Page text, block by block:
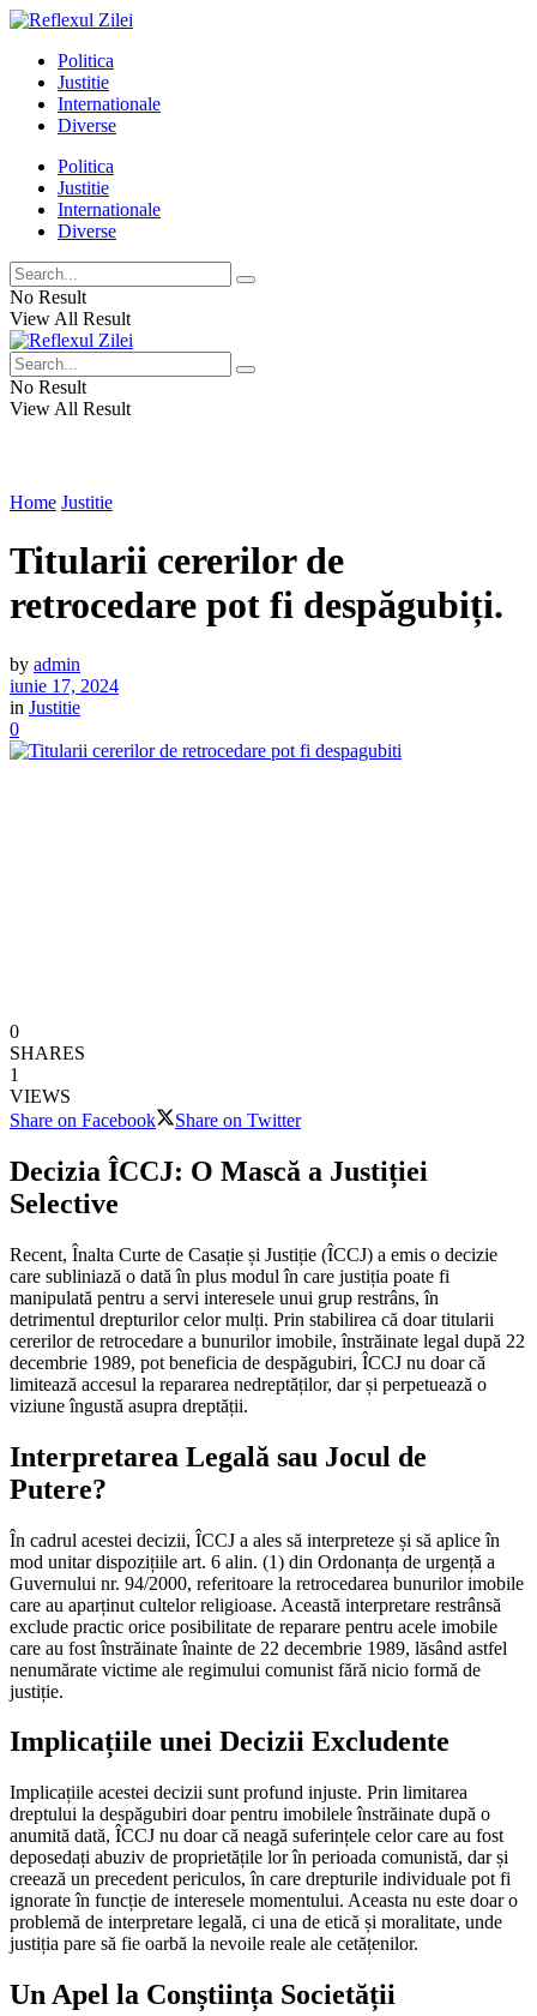
Politica
Justitie
Internationale
Diverse
Politica
Justitie
Internationale
Diverse
No Result
View All Result
No Result
View All Result
Home Justitie
Titularii cererilor de
retrocedare pot fi despăgubiți.
by admin
iunie 17, 2024
in Justitie
0
0
SHARES
1
VIEWS
Share on Facebook
Share on Twitter
Decizia ÎCCJ: O Mască a Justiției
Selective
Recent, Înalta Curte de Casație și Justiție (ÎCCJ) a emis o decizie
care subliniază o dată în plus modul în care justiția poate fi
manipulată pentru a servi interesele unui grup restrâns, în
detrimentul drepturilor celor mulți. Prin stabilirea că doar titularii
cererilor de retrocedare a bunurilor imobile, înstrăinate legal după 22
decembrie 1989, pot beneficia de despăgubiri, ÎCCJ nu doar că
limitează accesul la repararea nedreptăților, dar și perpetuează o
viziune îngustă asupra dreptății.
Interpretarea Legală sau Jocul de
Putere?
În cadrul acestei decizii, ÎCCJ a ales să interpreteze și să aplice în
mod unitar dispozițiile art. 6 alin. (1) din Ordonanța de urgență a
Guvernului nr. 94/2000, referitoare la retrocedarea bunurilor imobile
care au aparținut cultelor religioase. Această interpretare restrânsă
exclude practic orice posibilitate de reparare pentru acele imobile
care au fost înstrăinate înainte de 22 decembrie 1989, lăsând astfel
nenumărate victime ale regimului comunist fără nicio formă de
justiție.
Implicațiile unei Decizii Excludente
Implicațiile acestei decizii sunt profund injuste. Prin limitarea
dreptului la despăgubiri doar pentru imobilele înstrăinate după o
anumită dată, ÎCCJ nu doar că neagă suferințele celor care au fost
deposedați abuziv de proprietățile lor în perioada comunistă, dar și
creează un precedent periculos, în care drepturile individuale pot fi
ignorate în funcție de interesele momentului. Aceasta nu este doar o
problemă de interpretare legală, ci una de etică și moralitate, unde
justiția pare să fie oarbă la nevoile reale ale cetățenilor.
Un Apel la Conștiința Societății